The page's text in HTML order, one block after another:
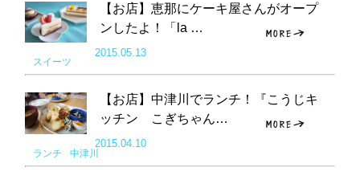
【お店】恵那にケーキ屋さんがオープ
ンしたよ！「la …
2015.05.13
スイーツ
【お店】中津川でランチ！『こうじキ
ッチン こぎちゃん…
2015.04.10
ランチ 中津川